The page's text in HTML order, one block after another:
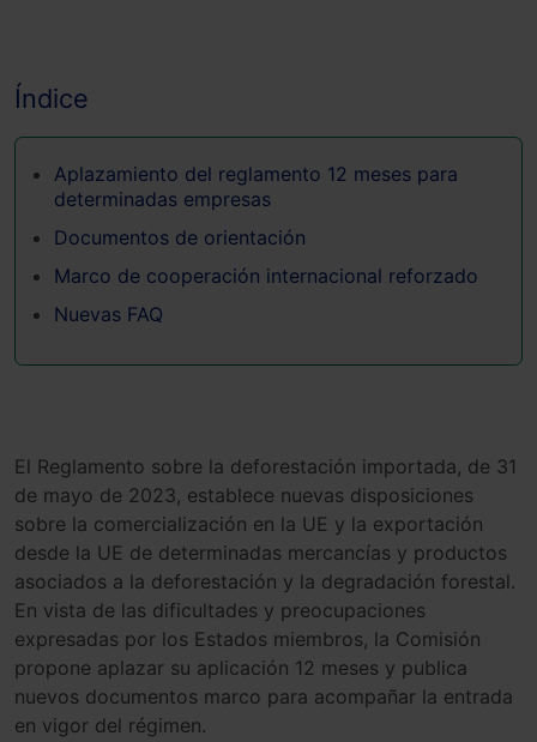
Índice
Aplazamiento del reglamento 12 meses para
determinadas empresas
Documentos de orientación
Marco de cooperación internacional reforzado
Nuevas FAQ
El Reglamento sobre la deforestación importada, de 31
de mayo de 2023, establece nuevas disposiciones
sobre la comercialización en la UE y la exportación
desde la UE de determinadas mercancías y productos
asociados a la deforestación y la degradación forestal.
En vista de las dificultades y preocupaciones
expresadas por los Estados miembros, la Comisión
propone aplazar su aplicación 12 meses y publica
nuevos documentos marco para acompañar la entrada
en vigor del régimen.